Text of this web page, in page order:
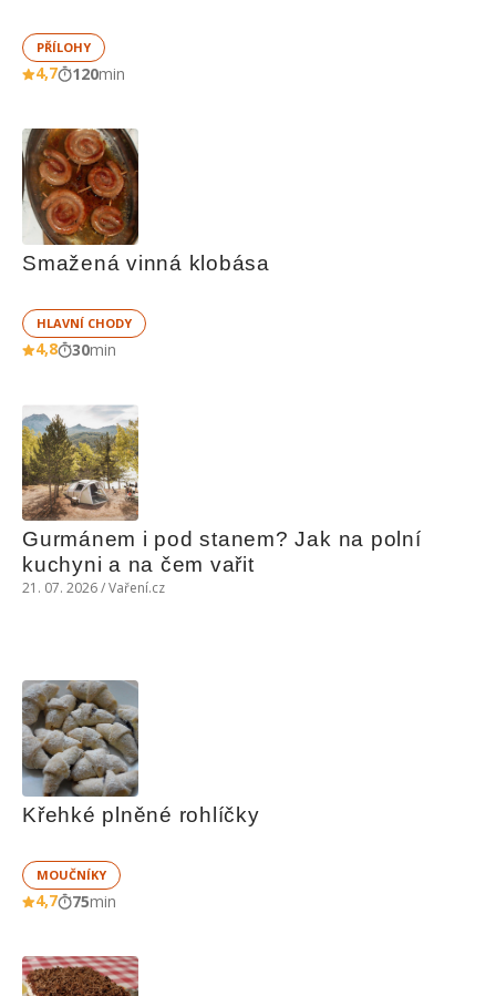
PŘÍLOHY
4,7 120min
Smažená vinná klobása
HLAVNÍ CHODY
4,8 30min
Gurmánem i pod stanem? Jak na polní
kuchyni a na čem vařit
21. 07. 2026 / Vaření.cz
Křehké plněné rohlíčky
MOUČNÍKY
4,7 75min